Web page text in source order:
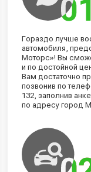
Гораздо лучше
автомобиля,
Моторс»! Вы
и по достойной
Вам достаточно
позвонив по
132, заполнив
по адресу город